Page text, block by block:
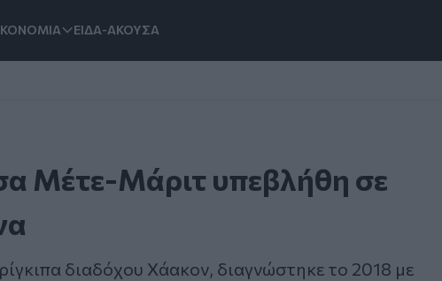
ΕΙΔΑ-ΑΚΟΥΣΑ
Μέτε-Μάριτ υπεβλήθη σε
διαδόχου Χάακον, διαγνώστηκε το 2018 με